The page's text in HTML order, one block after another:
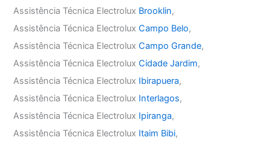
Assistência Técnica Electrolux Brooklin,
Assistência Técnica ElectroluxCampo Belo,
Assistência Técnica ElectroluxCampo Grande,
Assistência Técnica ElectroluxCidade Jardim,
Assistência Técnica Electrolux Ibirapuera,
Assistência Técnica Electrolux Interlagos,
Assistência Técnica Electrolux Ipiranga,
Assistência Técnica Electrolux Itaim Bibi,